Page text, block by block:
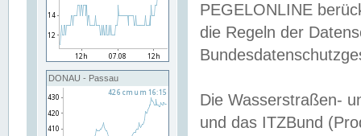
DONAU - Passau
PEGELONLINE
die Regeln der
Die Wasserstraßen-
und das ITZBund